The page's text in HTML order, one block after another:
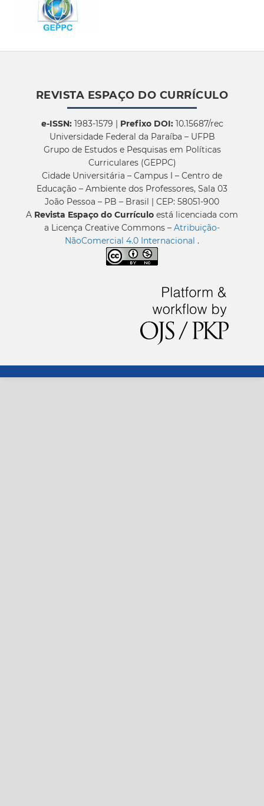
REVISTA ESPAÇO DO CURRÍCULO
e-ISSN:1983-1579 | Prefixo DOI:10.15687/rec
Universidade Federal da Paraíba – UFPB
Grupo de Estudos e Pesquisas em Políticas
Curriculares (GEPPC)
Cidade Universitária – Campus I – Centro de
Educação – Ambiente dos Professores, Sala 03
João Pessoa – PB – Brasil | CEP: 58051-900
A Revista Espaço do Currículo está licenciada com
a Licença Creative Commons – Atribuição-
NãoComercial 4.0 Internacional .